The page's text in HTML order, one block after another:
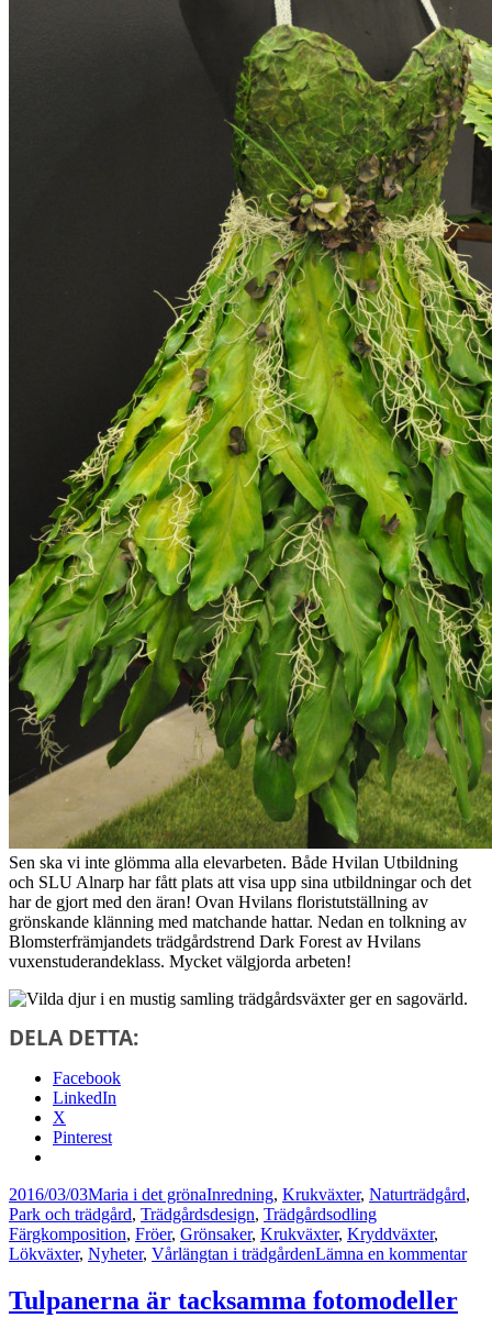
Sen ska vi inte glömma alla elevarbeten. Både Hvilan Utbildning
och SLU Alnarp har fått plats att visa upp sina utbildningar och det
har de gjort med den äran! Ovan Hvilans floristutställning av
grönskande klänning med matchande hattar. Nedan en tolkning av
Blomsterfrämjandets trädgårdstrend Dark Forest av Hvilans
vuxenstuderandeklass. Mycket välgjorda arbeten!
DELA DETTA:
Facebook
LinkedIn
X
Pinterest
Postat
2016/03/03Författare
Maria i det grönaKategorier
Inredning, Krukväxter, Naturträdgård,
Park och trädgård, Trädgårdsdesign, TrädgårdsodlingTaggar
Färgkomposition, Fröer, Grönsaker, Krukväxter, Kryddväxter,
Lökväxter, Nyheter, Vårlängtan i trädgårdenLämna en kommentartill
Tulpanerna är tacksamma fotomodeller